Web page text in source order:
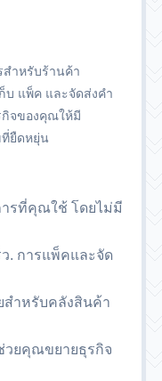
สำหรับร้านค้า
บ แพ็ค และจัดส่งคำ
กิจของคุณให้มี
ที่ยืดหยุ่น
การที่คุณใช้ โดยไม่มี
. การแพ็คและจัด
สำหรับคลังสินค้า
วยคุณขยายธุรกิจ